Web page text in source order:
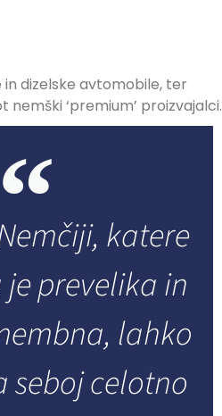
dizelske avtomobile, ter
‘premium’ proizvajalci.
katere
prevelika in
lahko
seboj celotno